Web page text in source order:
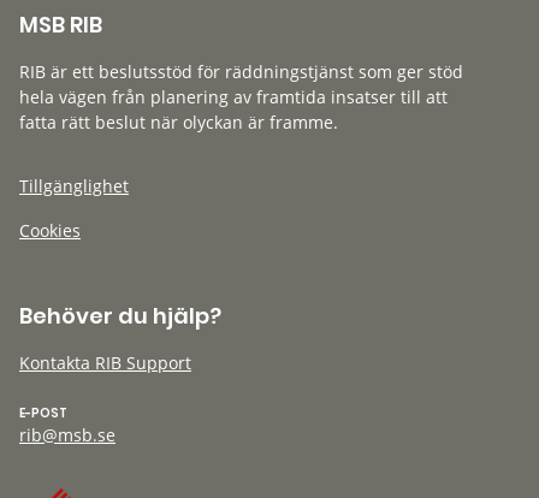
MSB RIB
RIB är ett beslutsstöd för räddningstjänst som ger stöd
hela vägen från planering av framtida insatser till att
fatta rätt beslut när olyckan är framme.
Tillgänglighet
Cookies
Behöver du hjälp?
Kontakta RIB Support
E-POST
rib@msb.se